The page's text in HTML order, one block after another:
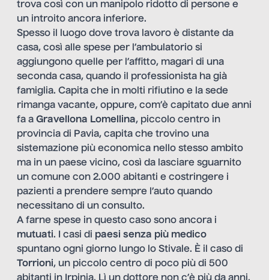
trova così con un manipolo ridotto di persone e
un introito ancora inferiore.
Spesso il luogo dove trova lavoro è distante da
casa, così alle spese per l’ambulatorio si
aggiungono quelle per l’affitto, magari di una
seconda casa, quando il professionista ha già
famiglia. Capita che in molti rifiutino e la sede
rimanga vacante, oppure, com’è capitato due anni
fa a Gravellona Lomellina, piccolo centro in
provincia di Pavia, capita che trovino una
sistemazione più economica nello stesso ambito
ma in un paese vicino, così da lasciare sguarnito
un comune con 2.000 abitanti e costringere i
pazienti a prendere sempre l’auto quando
necessitano di un consulto.
A farne spese in questo caso sono ancora i
mutuati. I casi di paesi senza più medico
spuntano ogni giorno lungo lo Stivale. È il caso di
Torrioni, un piccolo centro di poco più di 500